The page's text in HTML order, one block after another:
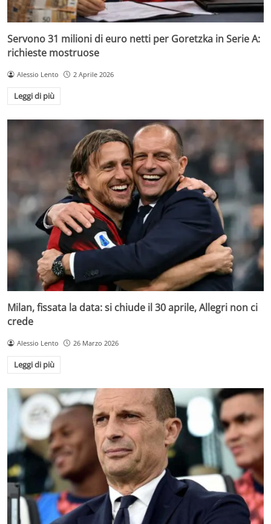
Servono 31 milioni di euro netti per Goretzka in Serie A:
richieste mostruose
Alessio Lento 2 Aprile 2026
Leggi di più
Milan, fissata la data: si chiude il 30 aprile, Allegri non ci
crede
Alessio Lento 26 Marzo 2026
Leggi di più